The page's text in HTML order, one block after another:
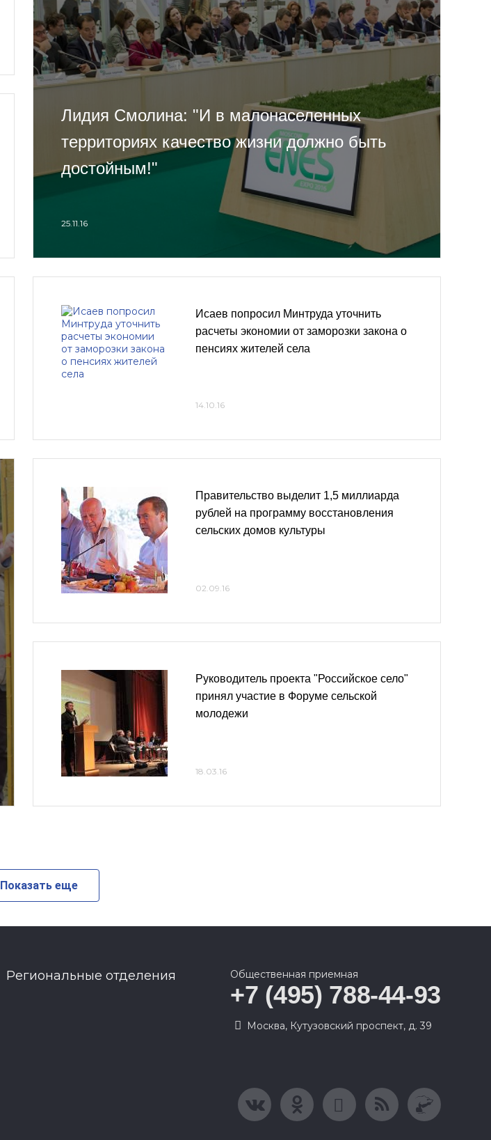
Лидия Смолина: "И в малонаселенных
территориях качество жизни должно быть
достойным!"
25.11.16
Исаев попросил Минтруда уточнить
расчеты экономии от заморозки закона о
пенсиях жителей села
14.10.16
Правительство выделит 1,5 миллиарда
рублей на программу восстановления
сельских домов культуры
02.09.16
Руководитель проекта "Российское село"
принял участие в Форуме сельской
молодежи
18.03.16
Показать еще
Региональные отделения Общественная приемная
+7 (495) 788-44-93
Москва, Кутузовский проспект, д. 39